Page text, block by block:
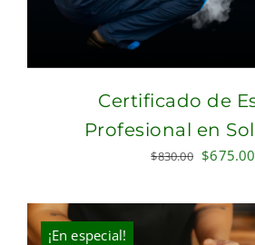
Certificado de
Profesional en
$830.00 Original
was:
$675.00
¡En especial!